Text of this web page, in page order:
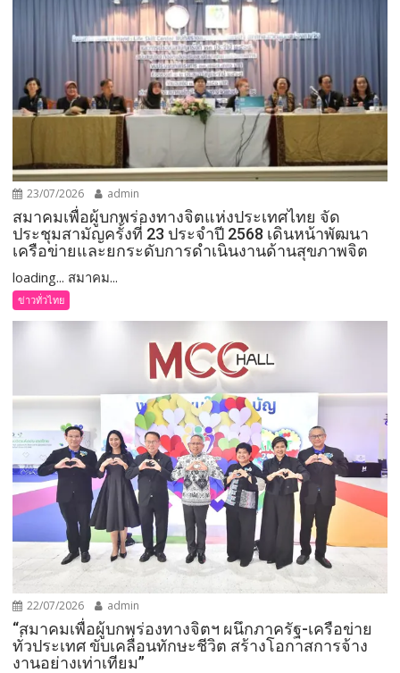
23/07/2026 admin
สมาคมเพื่อผู้บกพร่องทางจิตแห่งประเทศไทย จัด
ประชุมสามัญครั้งที่ 23 ประจำปี 2568 เดินหน้าพัฒนา
เครือข่ายและยกระดับการดำเนินงานด้านสุขภาพจิต
loading... สมาคม...
ข่าวทั่วไทย
22/07/2026 admin
“สมาคมเพื่อผู้บกพร่องทางจิตฯ ผนึกภาครัฐ-เครือข่าย
ทั่วประเทศ ขับเคลื่อนทักษะชีวิต สร้างโอกาสการจ้าง
งานอย่างเท่าเทียม”